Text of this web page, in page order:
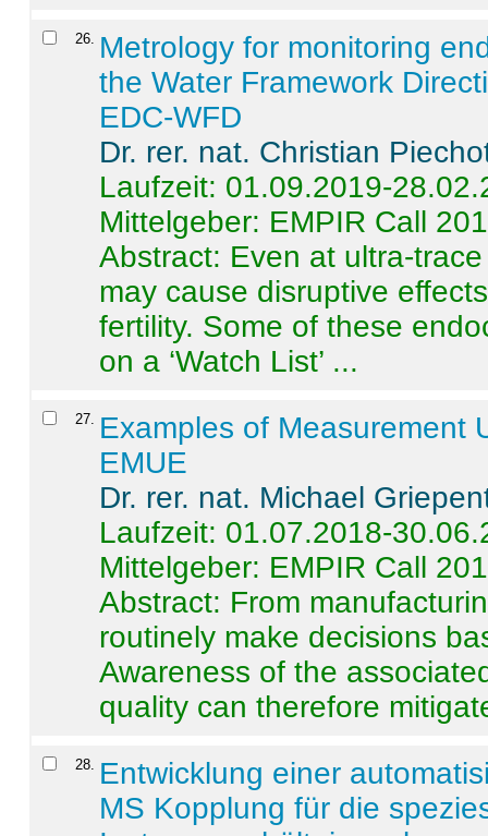
26. Metrology for monitoring
the Water Framework
EDC-WFD
Dr. rer. nat. Christian
Laufzeit: 01.09.2019-
Mittelgeber: EMPIR Call
Abstract: Even at ultra-
may cause disruptive
fertility. Some of these
on a ‘Watch List’ ...
27. Examples of Measurement
EMUE
Dr. rer. nat. Michael
Laufzeit: 01.07.2018-
Mittelgeber: EMPIR Call
Abstract: From
routinely make decisions
Awareness of the
quality can therefore
28. Entwicklung einer
MS Kopplung für die